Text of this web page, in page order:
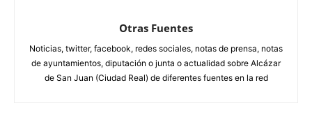
Otras Fuentes
Noticias, twitter, facebook, redes sociales, notas de prensa, notas
de ayuntamientos, diputación o junta o actualidad sobre Alcázar
de San Juan (Ciudad Real) de diferentes fuentes en la red